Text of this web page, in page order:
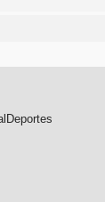
Deportes